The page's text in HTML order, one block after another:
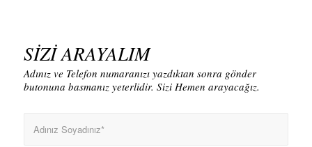
SİZİ ARAYALIM
Adınız ve Telefon numaranızı yazdıktan sonra gönder
butonuna basmanız yeterlidir. Sizi Hemen arayacağız.